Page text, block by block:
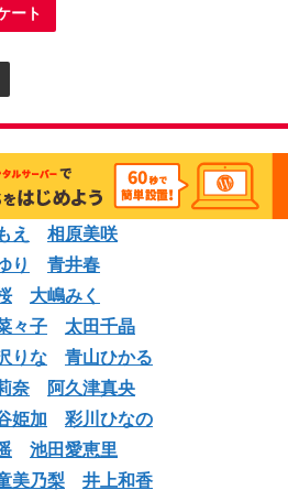
ート
え
相原美咲
り
青井春
大嶋みく
々子
太田千晶
りな
青山ひかる
奈
阿久津真央
姫加
彩川ひなの
池田愛恵里
美乃梨
井上和香